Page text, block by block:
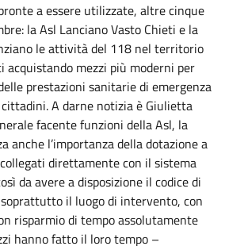
a essere utilizzate, altre cinque
la Asl Lanciano Vasto Chieti e la
le attività del 118 nel territorio
acquistando mezzi più moderni per
prestazioni sanitarie di emergenza
A darne notizia è Giulietta
facente funzioni della Asl, la
anche l’importanza della dotazione a
direttamente con il sistema
da avere a disposizione il codice di
il luogo di intervento, con
risparmio di tempo assolutamente
hanno fatto il loro tempo –